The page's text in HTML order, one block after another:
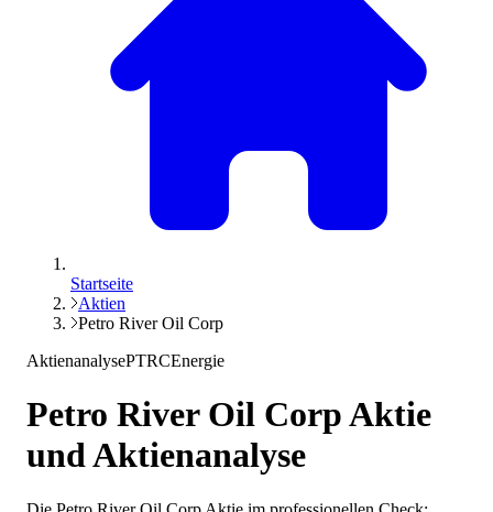
Startseite
Aktien
Petro River Oil Corp
AktienanalysePTRCEnergie
Petro River Oil CorpAktie
und Aktienanalyse